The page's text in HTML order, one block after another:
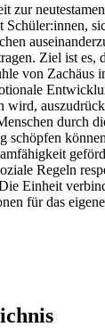
zur
Schüler:innen,
Ziel ist es,
von Zachäus
wird,
durch
schöpfen
Regeln
Einheit
für das